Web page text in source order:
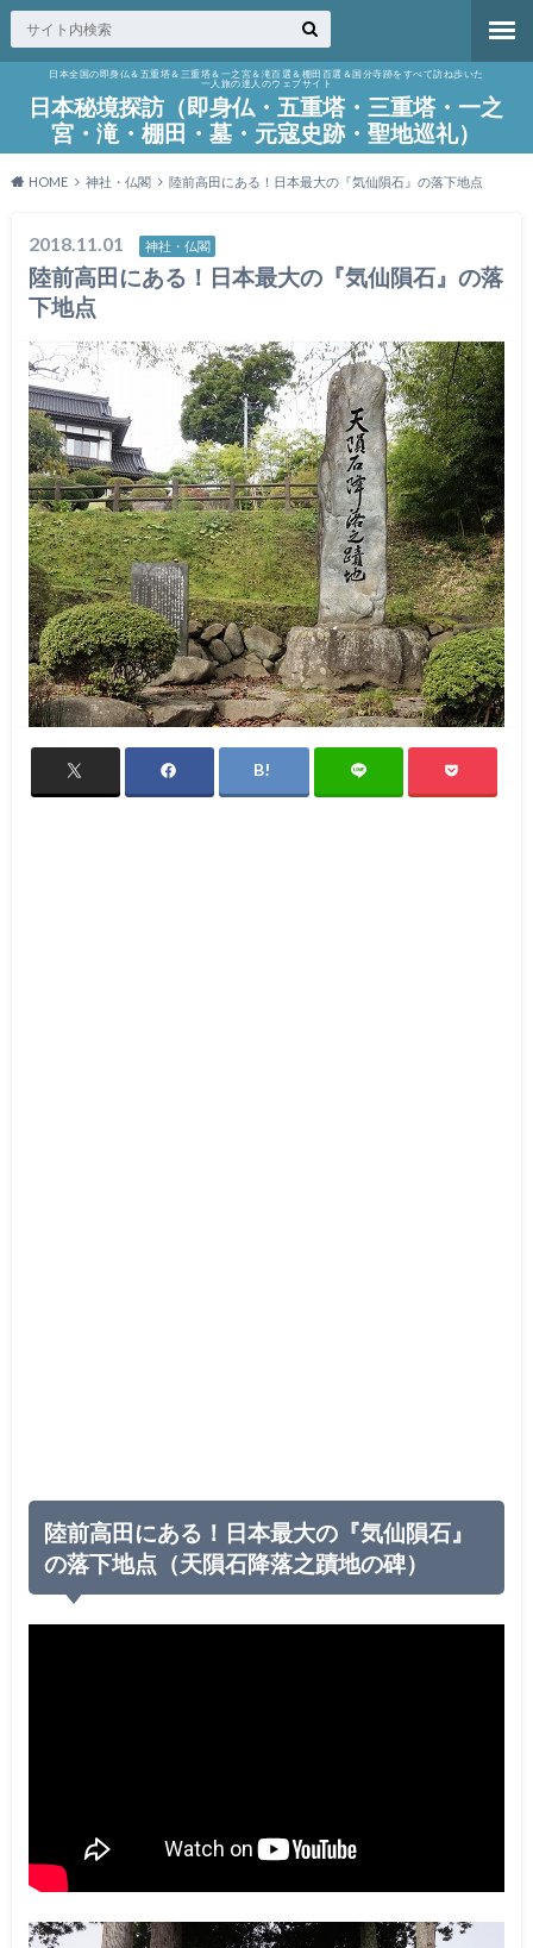
日本全国の即身仏＆五重塔＆三重塔＆一之宮＆滝百選＆棚田百選＆国分寺跡をすべて訪ね歩いた
一人旅の達人のウェブサイト
日本秘境探訪（即身仏・五重塔・三重塔・一之
宮・滝・棚田・墓・元寇史跡・聖地巡礼）
HOME 神社・仏閣 陸前高田にある！日本最大の『気仙隕石』の落下地点
2018.11.01 神社・仏閣
陸前高田にある！日本最大の『気仙隕石』の落
下地点
陸前高田にある！日本最大の『気仙隕石』
の落下地点（天隕石降落之蹟地の碑）